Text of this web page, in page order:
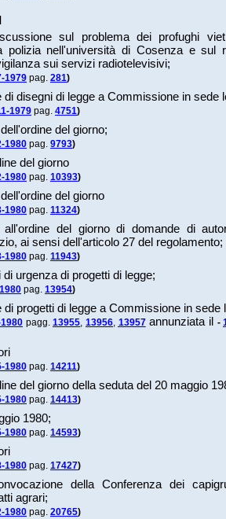
sul problema dei profughi
polizia nell'università di Cosenza e sul
sui servizi radiotelevisivi;
1979 pag. 281)
di disegni di legge a Commissione in sede
1979 pag. 4751)
del giorno;
1980 pag. 9793)
del giorno
1980 pag. 10393)
del giorno
1980 pag. 11324)
all'ordine del giorno di domande di
ai sensi dell'articolo 27 del regolamento;
1980 pag. 11943)
urgenza di progetti di legge;
pag. 13954)
di progetti di legge a Commissione in sede
pagg.13955 ,13956 13957annunziata il -
1980 pag. 14211)
del giorno della seduta del 20 maggio
1980 pag. 14413)
1980;
1980 pag. 14593)
1980 pag. 17427)
della Conferenza dei
agrari;
1980 pag. 20765)